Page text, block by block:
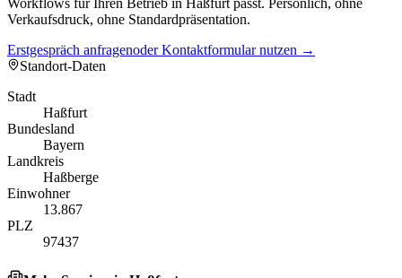
Workflows für Ihren Betrieb in Haßfurt passt. Persönlich, ohne
Verkaufsdruck, ohne Standardpräsentation.
Erstgespräch anfragenoder Kontaktformular nutzen →
Standort-Daten
Stadt
Haßfurt
Bundesland
Bayern
Landkreis
Haßberge
Einwohner
13.867
PLZ
97437